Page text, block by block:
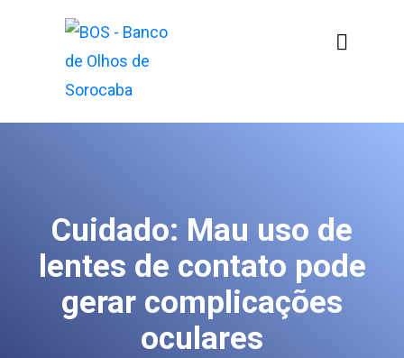
Cuidado: Mau uso de
lentes de contato pode
gerar complicações
oculares